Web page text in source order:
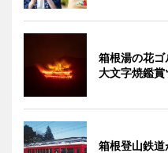
箱根湯の花
大文字焼鑑賞
箱根登山鉄